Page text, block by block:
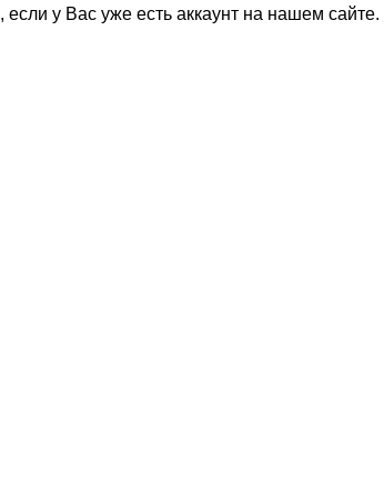
, если у Вас уже есть аккаунт на нашем сайте.